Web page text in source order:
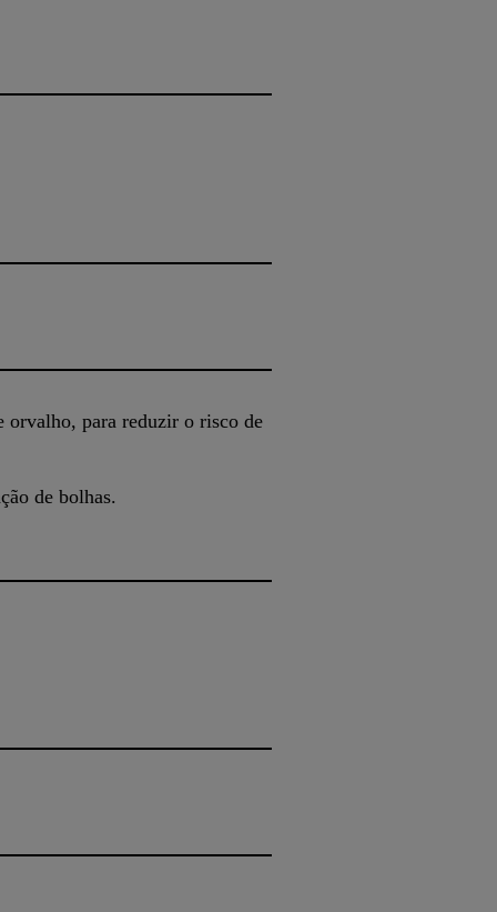
orvalho, para reduzir o risco de
de bolhas.